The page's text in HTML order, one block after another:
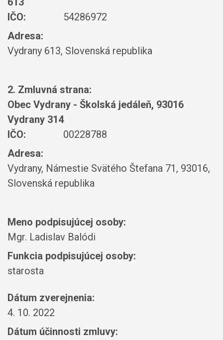
IČO:
54286972
Adresa:
Vydrany 613, Slovenská republika
2. Zmluvná strana:
Obec Vydrany - Školská jedáleň, 93016
Vydrany 314
IČO:
00228788
Adresa:
Vydrany, Námestie Svätého Štefana 71, 93016,
Slovenská republika
Meno podpisujúcej osoby:
Mgr. Ladislav Balódi
Funkcia podpisujúcej osoby:
starosta
Dátum zverejnenia:
4. 10. 2022
Dátum účinnosti zmluvy: